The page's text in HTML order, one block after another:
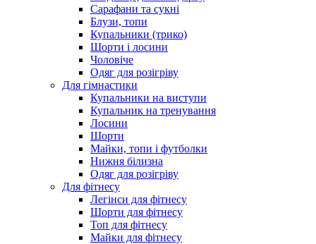
Сарафани та сукні
Блузи, топи
Купальники (трико)
Шорти і лосини
Чоловіче
Одяг для розігріву
Для гімнастики
Купальники на виступи
Купальник на тренування
Лосини
Шорти
Майки, топи і футболки
Нижня білизна
Одяг для розігріву
Для фітнесу
Легінси для фітнесу
Шорти для фітнесу
Топ для фітнесу
Майки для фітнесу